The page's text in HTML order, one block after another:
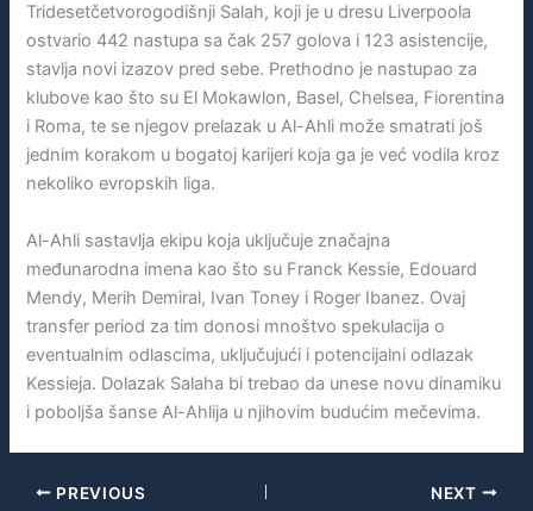
Tridesetčetvorogodišnji Salah, koji je u dresu Liverpoola
ostvario 442 nastupa sa čak 257 golova i 123 asistencije,
stavlja novi izazov pred sebe. Prethodno je nastupao za
klubove kao što su El Mokawlon, Basel, Chelsea, Fiorentina
i Roma, te se njegov prelazak u Al-Ahli može smatrati još
jednim korakom u bogatoj karijeri koja ga je već vodila kroz
nekoliko evropskih liga.
Al-Ahli sastavlja ekipu koja uključuje značajna
međunarodna imena kao što su Franck Kessie, Edouard
Mendy, Merih Demiral, Ivan Toney i Roger Ibanez. Ovaj
transfer period za tim donosi mnoštvo spekulacija o
eventualnim odlascima, uključujući i potencijalni odlazak
Kessieja. Dolazak Salaha bi trebao da unese novu dinamiku
i poboljša šanse Al-Ahlija u njihovim budućim mečevima.
PREVIOUS NEXT